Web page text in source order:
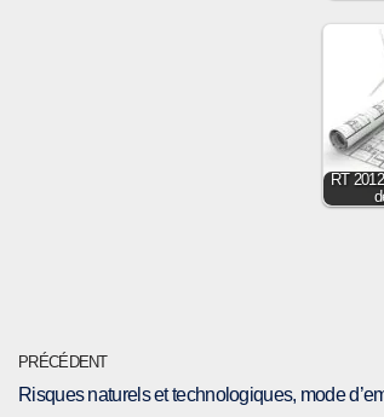
RT
PRÉCÉDENT
Risques naturels et technologiques, mode